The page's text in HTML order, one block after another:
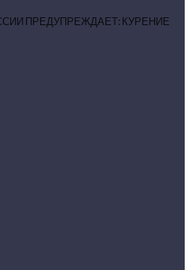
ПРЕДУПРЕЖДАЕТ: КУРЕНИЕ